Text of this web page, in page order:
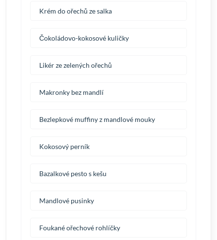
Krém do ořechů ze salka
Čokoládovo-kokosové kuličky
Likér ze zelených ořechů
Makronky bez mandlí
Bezlepkové muffiny z mandlové mouky
Kokosový perník
Bazalkové pesto s kešu
Mandlové pusinky
Foukané ořechové rohlíčky